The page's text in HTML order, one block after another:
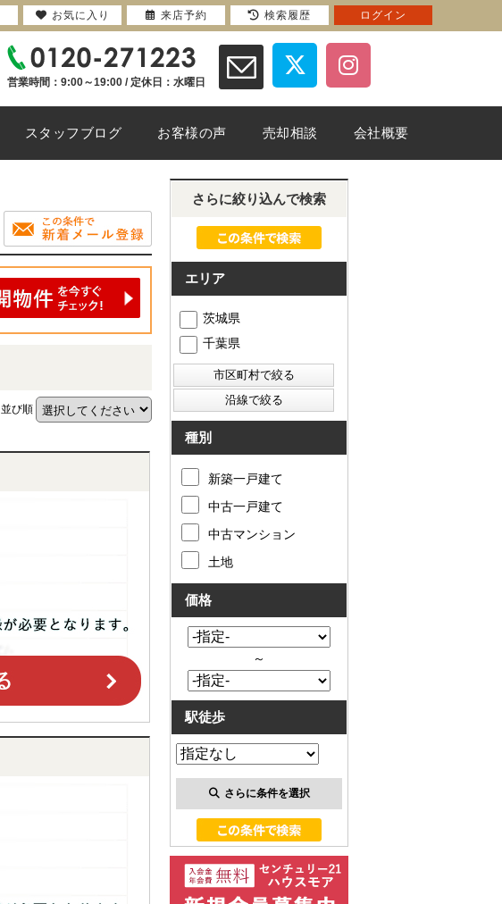
営業時間：9:00～19:00 / 定休日：水曜日
スタッフブログ お客様の声 売却相談 会社概要
並び順
さらに絞り込んで検索
エリア
茨城県
千葉県
種別
新築一戸建て
中古一戸建て
中古マンション
土地
価格
～
駅徒歩
さらに条件を選択
お気に入り 来店予約 検索履歴 ログイン